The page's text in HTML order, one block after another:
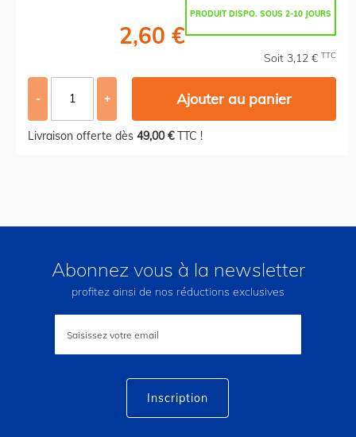
PRODUIT DISPO. SOUS 2-10 JOURS
2,60 €
Soit 3,12 € TTC
- + Ajouter au panier
Livraison offerte dès 49,00 €TTC !
Abonnez vous à la newsletter
profitez ainsi de nos réductions exclusives
lettre
Inscription